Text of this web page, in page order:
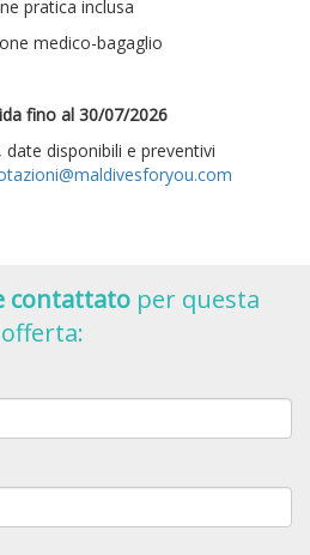
pratica inclusa
medico-bagaglio
fino al 30/07/2026
disponibili e preventivi
contattato per questa
offerta: